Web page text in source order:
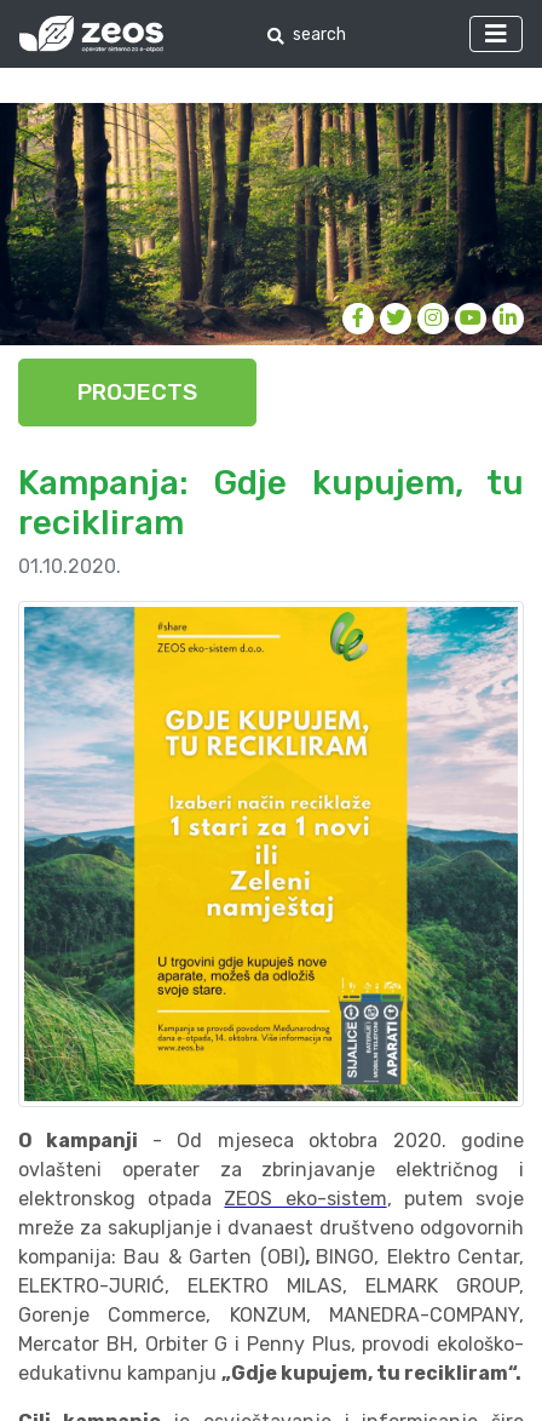
PROJECTS
Kampanja: Gdje kupujem, tu
recikliram
01.10.2020.
O kampanji - Od mjeseca oktobra 2020. godine
ovlašteni operater za zbrinjavanje električnog i
elektronskog otpada ZEOS eko-sistem, putem svoje
mreže za sakupljanje i dvanaest društveno odgovornih
kompanija: Bau & Garten (OBI), BINGO, Elektro Centar,
ELEKTRO-JURIĆ, ELEKTRO MILAS, ELMARK GROUP,
Gorenje Commerce, KONZUM, MANEDRA-COMPANY,
Mercator BH, Orbiter G i Penny Plus, provodi ekološko-
edukativnu kampanju „Gdje kupujem, tu recikliram“.